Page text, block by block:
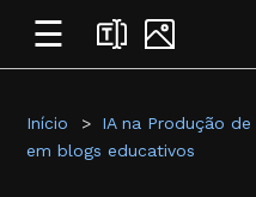
☰
Início IA na Produção
em blogs educativos